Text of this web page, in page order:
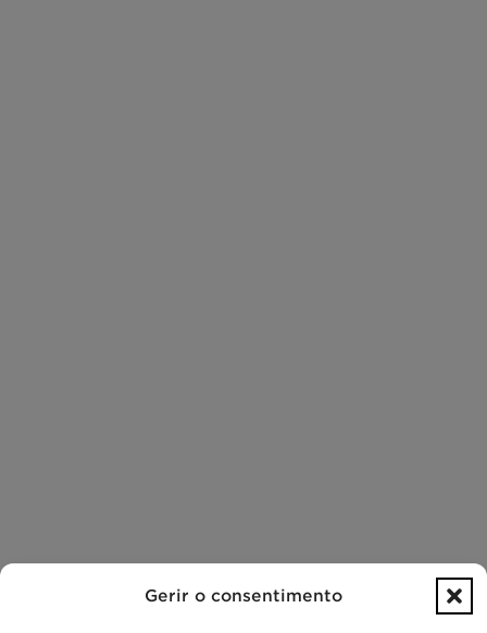
Gerir o consentimento